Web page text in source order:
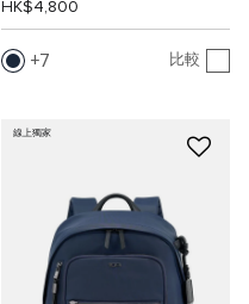
HK$4,800
7 比較
線上獨家